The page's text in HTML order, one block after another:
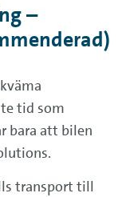
–
tid som
bara att bilen
transport till